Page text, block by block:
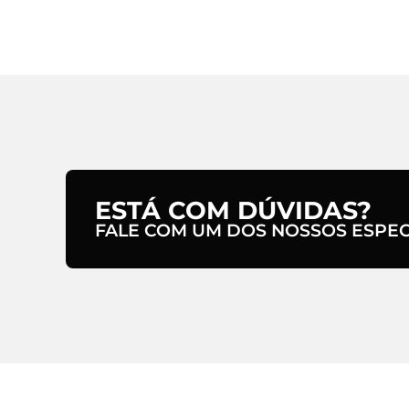
ESTÁ COM DÚVIDAS?
FALE COM UM DOS NOSSOS